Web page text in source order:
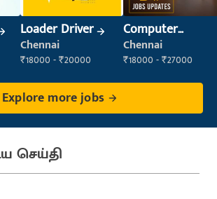
Loader Driver
Chennai
₹18000 - ₹20000
Computer
Operator
Chennai
₹18000 - ₹27000
Explore more jobs
செய்தி